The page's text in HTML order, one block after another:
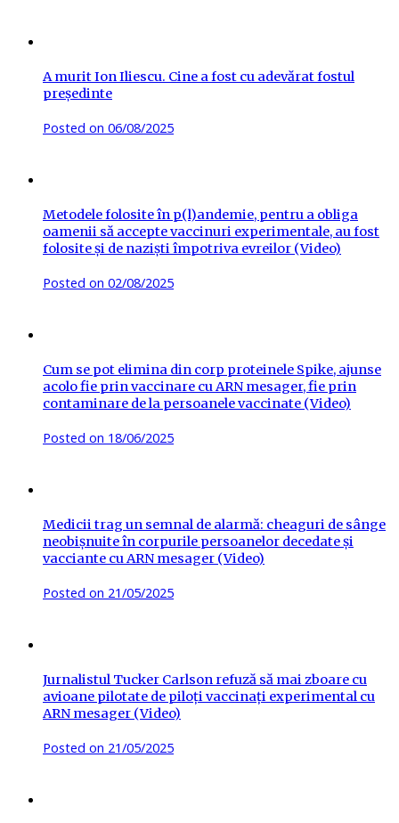
A murit Ion Iliescu. Cine a fost cu adevărat fostul
președinte
Posted on 06/08/2025
Metodele folosite în p(l)andemie, pentru a obliga
oamenii să accepte vaccinuri experimentale, au fost
folosite și de naziști împotriva evreilor (Video)
Posted on 02/08/2025
Cum se pot elimina din corp proteinele Spike, ajunse
acolo fie prin vaccinare cu ARN mesager, fie prin
contaminare de la persoanele vaccinate (Video)
Posted on 18/06/2025
Medicii trag un semnal de alarmă: cheaguri de sânge
neobișnuite în corpurile persoanelor decedate și
vacciante cu ARN mesager (Video)
Posted on 21/05/2025
Jurnalistul Tucker Carlson refuză să mai zboare cu
avioane pilotate de piloți vaccinați experimental cu
ARN mesager (Video)
Posted on 21/05/2025